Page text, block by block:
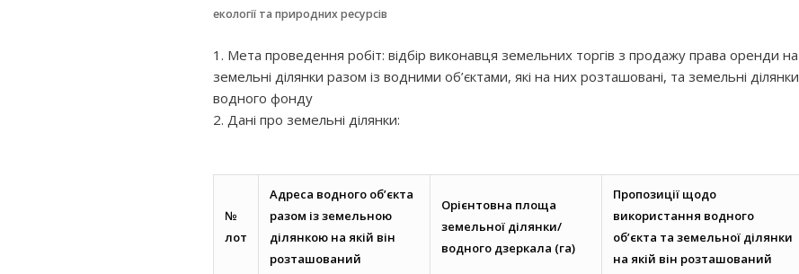
екології та природних ресурсів
1. Мета проведення робіт: відбір виконавця земельних торгів з продажу права оренди на
земельні ділянки разом із водними об’єктами, які на них розташовані, та земельні ділянки
водного фонду
2. Дані про земельні ділянки:
№
лот
Адреса водного об’єкта
разом із земельною
ділянкою на якій він
розташований
Орієнтовна площа
земельної ділянки/
водного дзеркала (га)
Пропозиції щодо
використання водного
об’єкта та земельної ділянки
на якій він розташований